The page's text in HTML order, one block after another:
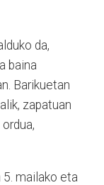
da,
baina
Barikuetan
zapatuan
mailako eta